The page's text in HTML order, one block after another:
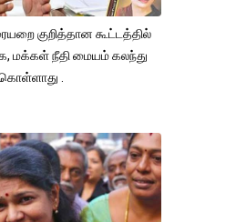
குறித்தான கூட்டத்தில்
மக்கள் நீதி மையம் கலந்து
.